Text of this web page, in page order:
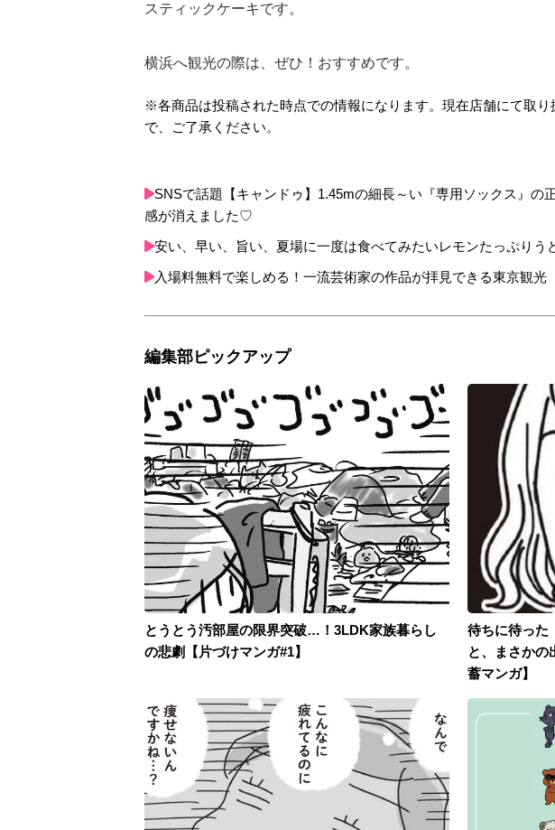
スティックケーキです。
横浜へ観光の際は、ぜひ！おすすめです。
※各商品は投稿された時点での情報になります。現在店舗にて取
で、ご了承ください。
SNSで話題【キャンドゥ】1.45mの細長～い『専用ソックス』
感が消えました♡
安い、早い、旨い、夏場に一度は食べてみたいレモンたっぷりう
入場料無料で楽しめる！一流芸術家の作品が拝見できる東京観光
編集部ピックアップ
とうとう汚部屋の限界突破…！3LDK家族暮らし
の悲劇【片づけマンガ#1】
待ちに待った
と、まさか
蓄マンガ】